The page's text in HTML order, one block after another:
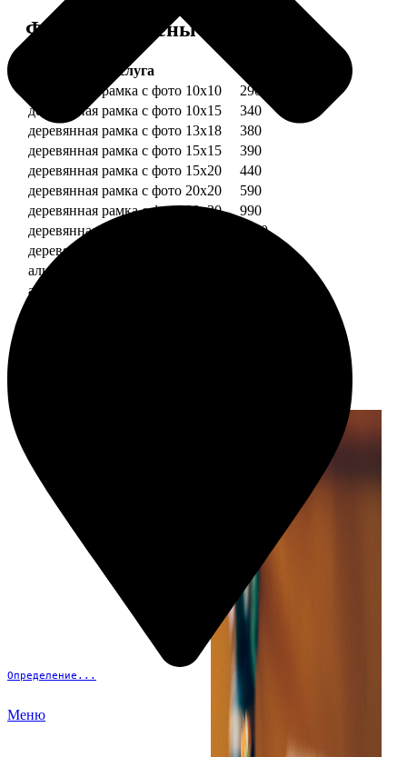
Определение...
Меню
Форматы и цены
Услуга
деревянная рамка с фото 10х10
290
деревянная рамка с фото 10х15
340
деревянная рамка с фото 13х18
380
деревянная рамка с фото 15х15
390
деревянная рамка с фото 15х20
440
деревянная рамка с фото 20х20
590
деревянная рамка с фото 20х30
990
деревянная рамка с фото 30х30
1190
деревянная рамка с фото 30х40
алюминиевая рамка с фото 10х15
алюминиевая рамка с фото 20х30